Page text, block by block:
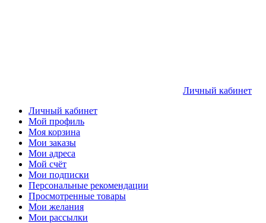
Личный кабинет
Личный кабинет
Мой профиль
Моя корзина
Мои заказы
Мои адреса
Мой счёт
Мои подписки
Персональные рекомендации
Просмотренные товары
Мои желания
Мои рассылки